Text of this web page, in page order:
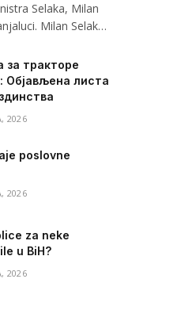
Selaka, Milan
Milan Selak…
за тракторе
Објављена листа
2026
poslovne
2026
za neke
u BiH?
2026